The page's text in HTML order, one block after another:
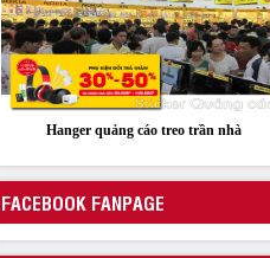
Hanger quảng cáo treo trần nhà
FACEBOOK FANPAGE